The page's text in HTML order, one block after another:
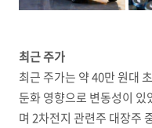
최근 주가
최근 주가는 약 40만 원대
둔화 영향으로 변동성이 있
며 2차전지 관련주 대장주